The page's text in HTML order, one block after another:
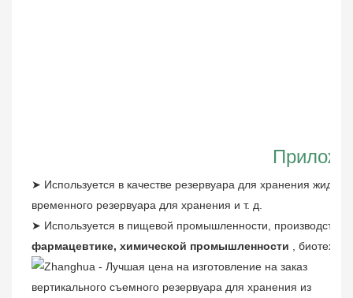
➤ Используется в качестве резервуара для хранения
временного резервуара для хранения и т. д.
➤ Используется в пищевой промышленности, производстве
фармацевтике, химической промышленности ,